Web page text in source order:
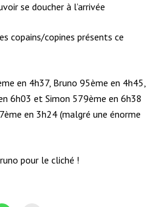
se doucher à l’arrivée
copains/copines présents ce
en 4h37, Bruno 95ème en 4h45,
6h03 et Simon 579ème en 6h38
en 3h24 (malgré une énorme
pour le cliché !